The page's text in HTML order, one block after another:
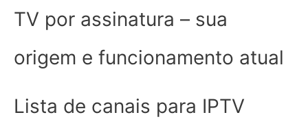
TV por assinatura – sua
origem e funcionamento atual
Lista de canais para IPTV